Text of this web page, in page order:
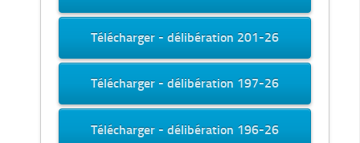
Télécharger - délibération 201-26
Télécharger - délibération 197-26
Télécharger - délibération 196-26